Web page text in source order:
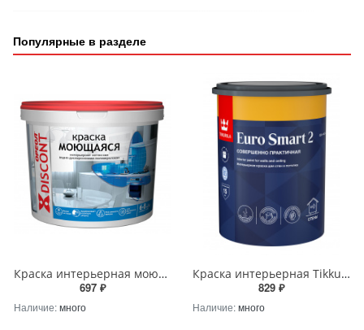
Популярные в разделе
Краска интерьерная моющаяся водно-дисперсионная полиакриловая белая матовая "ОРЕОЛ ДИСКОНТ" 3 кг EMPILS - 5420
697 ₽
Наличие:много
Краска интерьерная Tikkurila EURO SMART 2 A глубокоматовая 0,9л Tikkurila RU - 700009614
829 ₽
Наличие:много